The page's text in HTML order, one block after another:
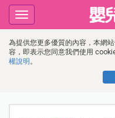
為提供您更多優質的內容，本網
容，即表示您同意我們使用
權說明 。
Toggle
navigation